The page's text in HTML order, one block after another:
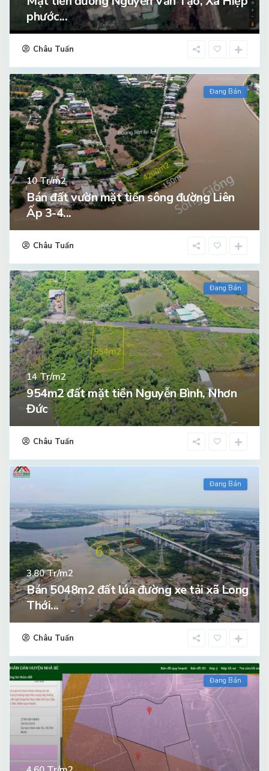
phước...
Châu Tuấn
Đang Bán
10Tr/m2
Bán đất vườn mặt tiền sông đường Liên
Ấp 3-4...
Châu Tuấn
Đang Bán
14Tr/m2
954m2 đất mặt tiền Nguyễn Bình, Nhơn
Đức
Châu Tuấn
Đang Bán
3.80Tr/m2
Bán 5048m2 đất lúa đường xe tải xã Long
Thới...
Châu Tuấn
Đang Bán